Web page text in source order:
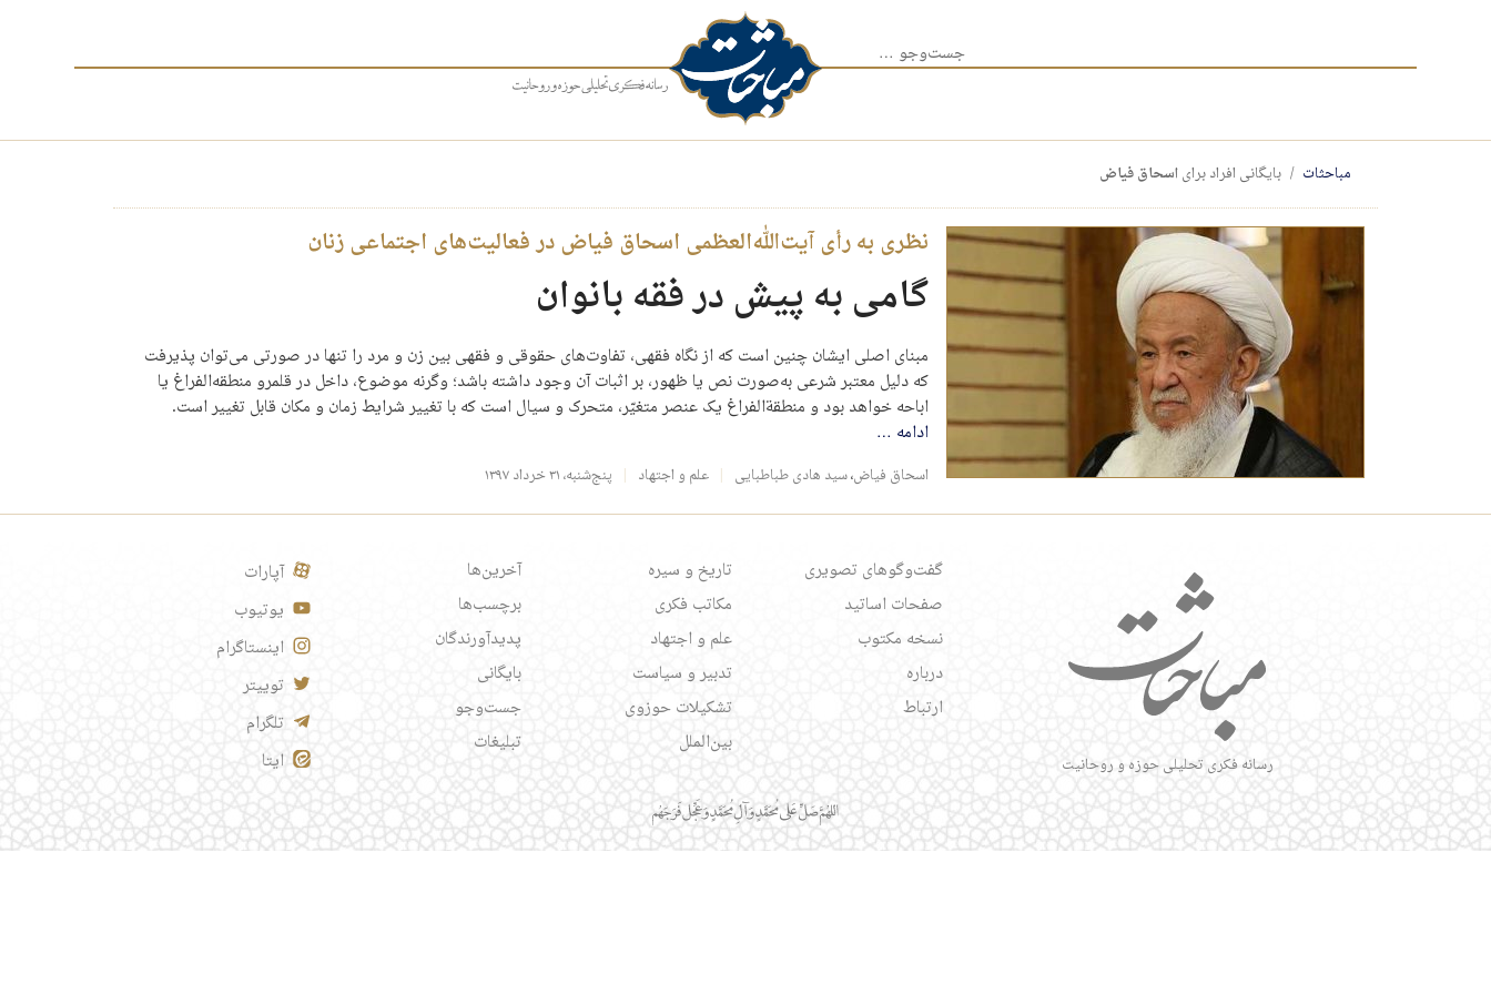
جست‌وجو برای:
مباحثات بایگانی افراد برایاسحاق فیاض
نظری به رأی آیت‌الله‌العظمی اسحاق فیاض در فعالیت‌های اجتماعی زنان
گامی به پیش در فقه بانوان
مبنای اصلی ایشان چنین است که از نگاه فقهی، تفاوت‌های حقوقی و فقهی بین زن و مرد را تنها در صورتی می­‌توان پذیرفت
که دلیل معتبر شرعی به‌صورت نص یا ظهور، بر اثبات آن وجود داشته باشد؛ وگرنه موضوع، داخل در قلمرو منطقه‌الفراغ یا
اباحه خواهد بود و منطقة‌الفراغ یک عنصر متغیّر، متحرک و سیال است که با تغییر شرایط زمان و مکان قابل تغییر است.
ادامه …
اسحاق فیاض،سید هادی طباطبایی علم و اجتهاد پنج‌شنبه، ۳۱ خرداد ۱۳۹۷
رسانه فکری تحلیلی حوزه و روحانیت
گفت‌وگوهای تصویری
صفحات اساتید
نسخه مکتوب
درباره
ارتباط
تاریخ و سیره
مکاتب فکری
علم و اجتهاد
تدبیر و سیاست
تشکیلات حوزوی
بین‌الملل
آخرین‌ها
برچسب‌ها
پدیدآورندگان
بایگانی
جست‌وجو
تبلیغات
آپارات
یوتیوب
اینستاگرام
توییتر
تلگرام
ایتا